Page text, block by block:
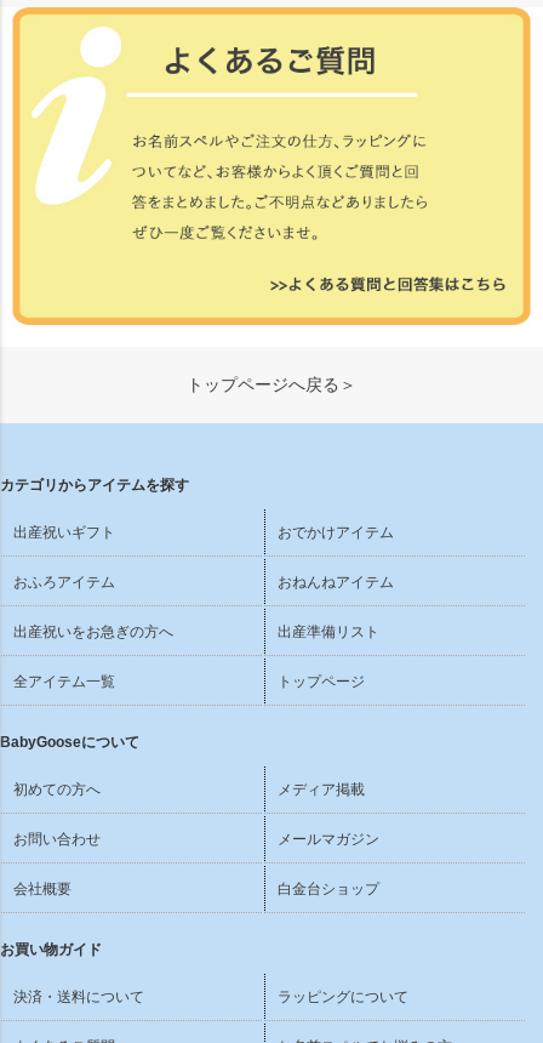
トップページへ戻る＞
カテゴリからアイテムを探す
出産祝いギフト おでかけアイテム
おふろアイテム おねんねアイテム
出産祝いをお急ぎの方へ 出産準備リスト
全アイテム一覧 トップページ
BabyGooseについて
初めての方へ メディア掲載
お問い合わせ メールマガジン
会社概要 白金台ショップ
お買い物ガイド
決済・送料について ラッピングについて